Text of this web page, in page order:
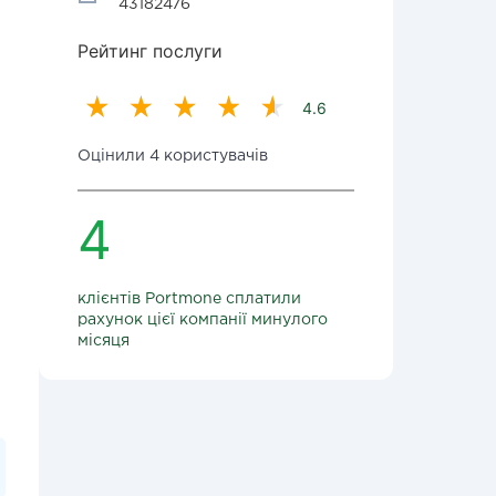
43182476
Рейтинг послуги
4.6
Оцінили 4 користувачів
4
клієнтів Portmone сплатили
рахунок цієї компанії минулого
місяця